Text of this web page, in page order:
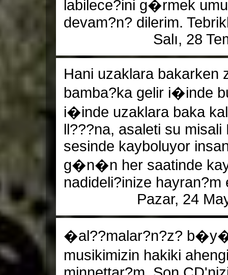
labilece?ini g�rmek
devam?n? dilerim.
Salı, 28
Hani uzaklara bakarken
bamba?ka gelir i�inde
i�inde uzaklara baka
ll???na, asaleti su
sesinde kayboluyor
g�n�n her saatinde
nadideli?inize hayran?m
Pazar, 24
�al??malar?n?z?
musikimizin hakiki